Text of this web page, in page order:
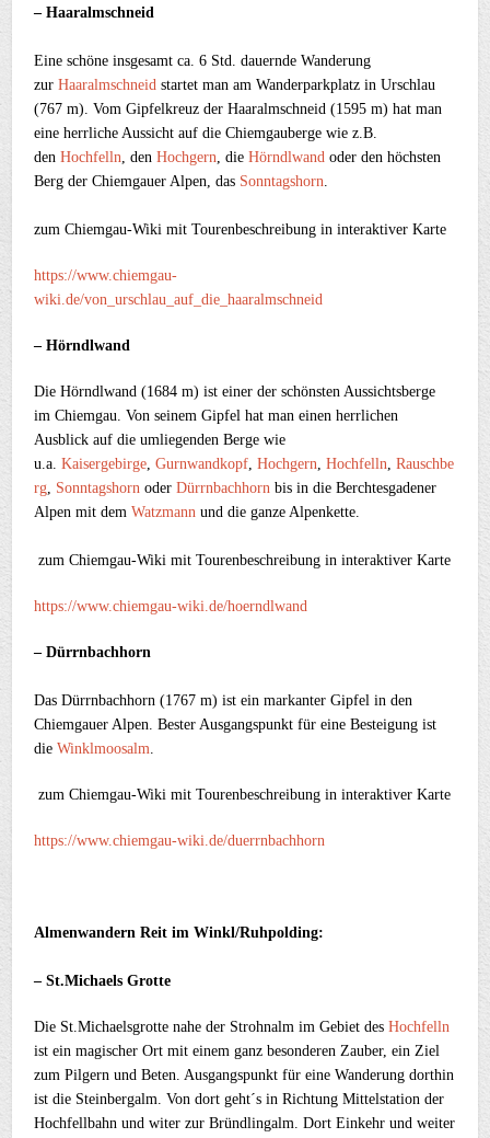
– Haaralmschneid
Eine schöne insgesamt ca. 6 Std. dauernde Wanderung
zurHaaralmschneid startet man am Wanderparkplatz in Urschlau
(767 m). Vom Gipfelkreuz der Haaralmschneid (1595 m) hat man
eine herrliche Aussicht auf die Chiemgauberge wie z.B.
denHochfelln, denHochgern, dieHörndlwand oder den höchsten
Berg der Chiemgauer Alpen, das Sonntagshorn.
zum Chiemgau-Wiki mit Tourenbeschreibung in interaktiver Karte
https://www.chiemgau-
wiki.de/von_urschlau_auf_die_haaralmschneid
– Hörndlwand
Die Hörndlwand (1684 m) ist einer der schönsten Aussichtsberge
im Chiemgau. Von seinem Gipfel hat man einen herrlichen
Ausblick auf die umliegenden Berge wie
u.a.Kaisergebirge,Gurnwandkopf,Hochgern,Hochfelln,Rauschbe
rg, Sonntagshorn oderDürrnbachhorn bis in die Berchtesgadener
Alpen mit demWatzmann und die ganze Alpenkette.
zum Chiemgau-Wiki mit Tourenbeschreibung in interaktiver Karte
https://www.chiemgau-wiki.de/hoerndlwand
– Dürrnbachhorn
Das Dürrnbachhorn (1767 m) ist ein markanter Gipfel in den
Chiemgauer Alpen. Bester Ausgangspunkt für eine Besteigung ist
dieWinklmoosalm.
zum Chiemgau-Wiki mit Tourenbeschreibung in interaktiver Karte
https://www.chiemgau-wiki.de/duerrnbachhorn
Almenwandern Reit im Winkl/Ruhpolding:
– St.Michaels Grotte
Die St.Michaelsgrotte nahe der Strohnalm im Gebiet desHochfelln
ist ein magischer Ort mit einem ganz besonderen Zauber, ein Ziel
zum Pilgern und Beten. Ausgangspunkt für eine Wanderung dorthin
ist die Steinbergalm. Von dort geht´s in Richtung Mittelstation der
Hochfellbahn und witer zur Bründlingalm. Dort Einkehr und weiter